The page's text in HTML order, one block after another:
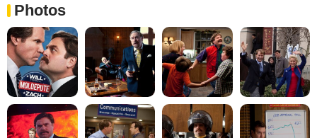
Photos